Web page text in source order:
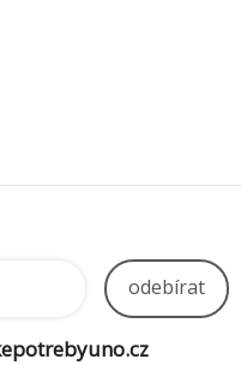
odebírat